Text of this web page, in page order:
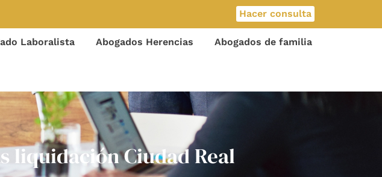
Hacer consulta
Laboralista Abogados Herencias Abogados de familia
liquidación Ciudad Real